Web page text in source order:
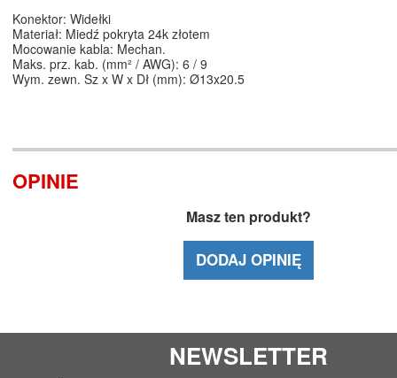
Konektor: Widełki
Materiał: Miedź pokryta 24k złotem
Mocowanie kabla: Mechan.
Maks. prz. kab. (mm² / AWG): 6 / 9
Wym. zewn. Sz x W x Dł (mm): Ø13x20.5
OPINIE
Masz ten produkt?
DODAJ OPINIĘ
NEWSLETTER